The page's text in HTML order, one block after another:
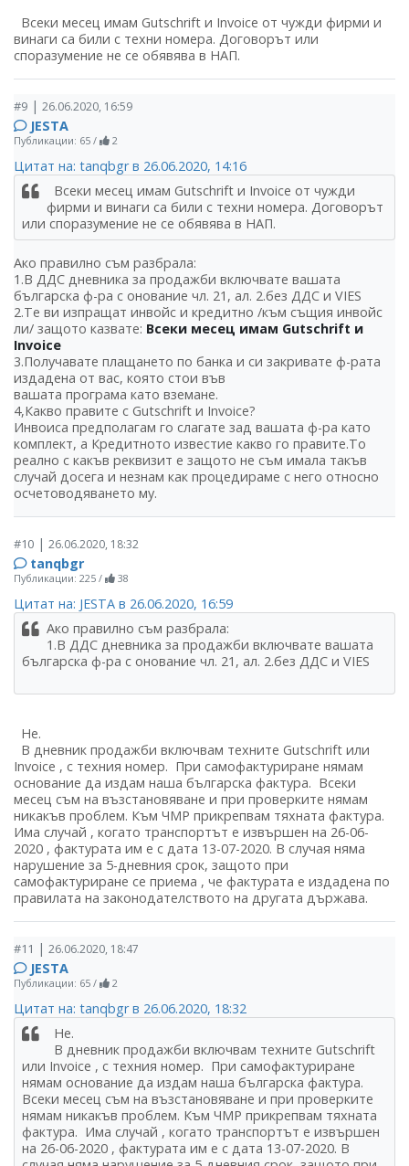
Всеки месец имам Gutschrift и Invoice от чужди фирми и
винаги са били с техни номера. Договорът или
споразумение не се обявява в НАП.
#9 | 26.06.2020, 16:59
JESTA
Публикации: 65 / 2
Цитат на: tanqbgr в 26.06.2020, 14:16
Всеки месец имам Gutschrift и Invoice от чужди
фирми и винаги са били с техни номера. Договорът
или споразумение не се обявява в НАП.
Ако правилно съм разбрала:
1.В ДДС дневника за продажби включвате вашата
българска ф-ра с онование чл. 21, ал. 2.без ДДС и VIES
2.Те ви изпращат инвойс и кредитно /към същия инвойс
ли/ защото казвате: Всеки месец имам Gutschrift и
Invoice
3.Получавате плащането по банка и си закривате ф-рата
издадена от вас, която стои във
вашата програма като вземане.
4,Какво правите с Gutschrift и Invoice?
Инвоиса предполагам го слагате зад вашата ф-ра като
комплект, а Кредитното известие какво го правите.То
реално с какъв реквизит е защото не съм имала такъв
случай досега и незнам как процедираме с него относно
осчетоводяването му.
#10 | 26.06.2020, 18:32
tanqbgr
Публикации: 225 / 38
Цитат на: JESTA в 26.06.2020, 16:59
Ако правилно съм разбрала:
1.В ДДС дневника за продажби включвате вашата
българска ф-ра с онование чл. 21, ал. 2.без ДДС и VIES
Не.
В дневник продажби включвам техните Gutschrift или
Invoice , с техния номер. При самофактуриране нямам
основание да издам наша българска фактура. Всеки
месец съм на възстановяване и при проверките нямам
никакъв проблем. Към ЧМР прикрепвам тяхната фактура.
Има случай , когато транспортът е извършен на 26-06-
2020 , фактурата им е с дата 13-07-2020. В случая няма
нарушение за 5-дневния срок, защото при
самофактуриране се приема , че фактурата е издадена по
правилата на законодателството на другата държава.
#11 | 26.06.2020, 18:47
JESTA
Публикации: 65 / 2
Цитат на: tanqbgr в 26.06.2020, 18:32
Не.
В дневник продажби включвам техните Gutschrift
или Invoice , с техния номер. При самофактуриране
нямам основание да издам наша българска фактура.
Всеки месец съм на възстановяване и при проверките
нямам никакъв проблем. Към ЧМР прикрепвам тяхната
фактура. Има случай , когато транспортът е извършен
на 26-06-2020 , фактурата им е с дата 13-07-2020. В